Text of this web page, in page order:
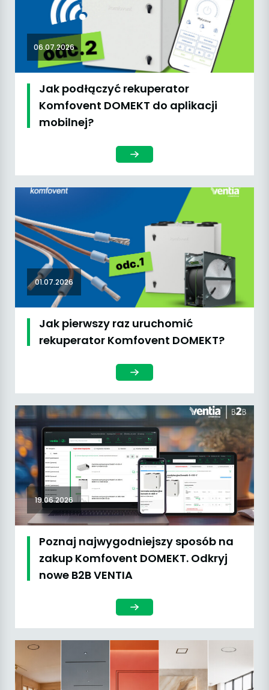
06.07.2026
Jak podłączyć rekuperator
Komfovent DOMEKT do aplikacji
mobilnej?
01.07.2026
Jak pierwszy raz uruchomić
rekuperator Komfovent DOMEKT?
19.06.2026
Poznaj najwygodniejszy sposób na
zakup Komfovent DOMEKT. Odkryj
nowe B2B VENTIA